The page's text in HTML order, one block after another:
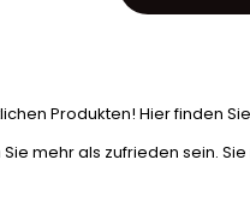
Produkten! Hier finden
mehr als zufrieden sein.